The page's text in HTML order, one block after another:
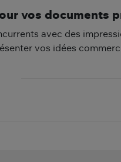
vos documents
avec des
vos idées